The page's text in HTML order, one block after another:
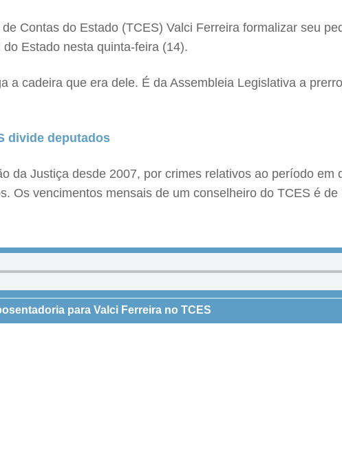
Contas do Estado (TCES) Valci Ferreira formalizar seu
Estado nesta quinta-feira (14).
a cadeira que era dele. É da Assembleia Legislativa a
divide deputados
da Justiça desde 2007, por crimes relativos ao período
Os vencimentos mensais de um conselheiro do TCES é
para Valci Ferreira no TCES